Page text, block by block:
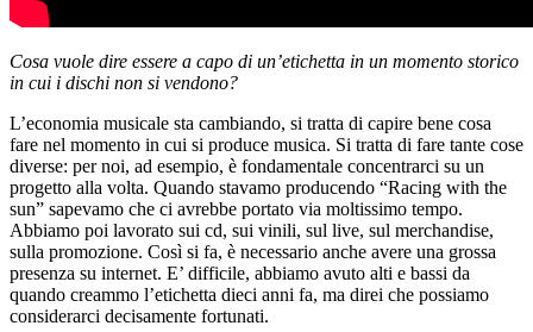
Cosa vuole dire essere a capo di un’etichetta in un momento storico
in cui i dischi non si vendono?
L’economia musicale sta cambiando, si tratta di capire bene cosa
fare nel momento in cui si produce musica. Si tratta di fare tante cose
diverse: per noi, ad esempio, è fondamentale concentrarci su un
progetto alla volta. Quando stavamo producendo “Racing with the
sun” sapevamo che ci avrebbe portato via moltissimo tempo.
Abbiamo poi lavorato sui cd, sui vinili, sul live, sul merchandise,
sulla promozione. Così si fa, è necessario anche avere una grossa
presenza su internet. E’ difficile, abbiamo avuto alti e bassi da
quando creammo l’etichetta dieci anni fa, ma direi che possiamo
considerarci decisamente fortunati.